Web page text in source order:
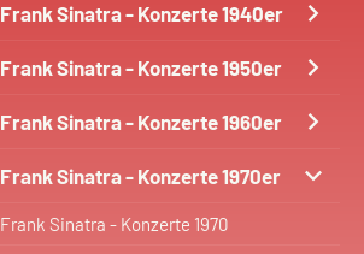
Frank Sinatra - Konzerte 1940er
Frank Sinatra - Konzerte 1950er
Frank Sinatra - Konzerte 1960er
Frank Sinatra - Konzerte 1970er
Frank Sinatra - Konzerte 1970